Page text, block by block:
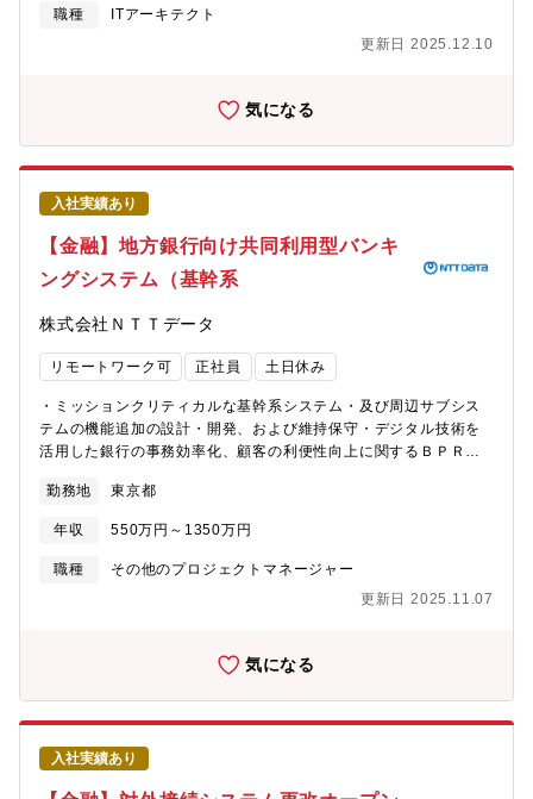
Zoom、Teams、Outlookなど【本ポジションの魅力】・NECグル
ープ内の様々な業種の方々と様々な課題に対して、サービス提案
ができる。・様々なNEC内のサービスと関わることにより特定領
と思います。慣れれば、SFDC案件の開発を受け持つリーダとして
比率】リモートワーク80%、適宜20%出社【出向】有【客先常
駐】無【応募者へのメッセージ】既存システムのモダナイゼーシ
ョンや開発・運用・保守業など、いろいろな経験ができる職場だ
と思います。また、いろいろなラーニング教育も受講でき、スキ
ルアップすることもしやすい環境かと思います。
盤開発・運用およびデータ利活用システムの開発・運用【想定プ
を構築し利用に向けて適切なデータ配置を考え、システム化しま
なデータ利用についても同様にシステム化を進めます。【配属予
定部署】第三トランスポート・サービスソリューション統括部モ
ビリティ第三グループ【プロジェクト人数】50名【開発環境】使
用言語：Java, Python使用環境：AWS 一部 GCPAWSの主要なサ
ービスとしてはS3, ECS, Redshift, Kinesis など【コード品質の
ための取り組み】静的コード解析ツール【開発手法】アジャイル
【情報共有のツール】
TeamsRedmineasanaJIRAconfluence【本ポジションの魅力】
まだ世界的にも少ない事例を自分自身の考えを持って推進してい
の特定プロジェクトに参加いただき、現場の仕事を経験しながら
全体理解をしていただきます。入社1年程度（スキルなどによる）
を目途に領域内の特定プロジェクトのリーダーとして推進いただ
全体に精通していっていただきます。【働き方】リモート中心の
働き方になります。案件の状況により適宜出社を調整する場合が
あります。（出社場所は、同社最寄り拠点）【出向】無【客先常
駐】無【応募者へのメッセージ】～在籍者の声をご紹介します！
ていて2～3年目で既にリーダーを任せられている方がいると感じ
仕事を任せて貰えていると感じています。 具体的には、仕様の
作成から担当させていただけたのが、非常に良い経験になってい
仕様作成などを若い内から経験出来るという点が良いと思いま
Udemyなどの講座受講ができるのがすごい嬉しい） （20代男
職種
ITアーキテクト
更新日 2025.12.10
気になる
入社実績あり
【金融】地方銀行向け共同利用型バンキ
ングシステム（基幹系
株式会社ＮＴＴデータ
リモートワーク可 正社員 土日休み
・ミッションクリティカルな基幹系システム・及び周辺サブシス
テムの機能追加の設計・開発、および維持保守・デジタル技術を
活用した銀行の事務効率化、顧客の利便性向上に関するＢＰＲサ
ステムパッケージ（BeSTA）をベースに銀行の心臓部である基幹
系システムの設計・開発を行い、地銀共同センターの運営を行っ
ています。当該パッケージは、複数の銀行でご利用いただくこと
から、複数の銀行様の要望を共同仕様として取りまとめる必要が
コストメリットを享受いただけるよう、より魅力的なパッケージ
現物による手続きが多く、接続先システムの多様化により制御が
複雑化してきており、タブレットでの対面受付・ワークフロー化
やWeb受付完結機能の構築（非対面サービスの拡充）のご要望を
多く頂いており、銀行のＤＸ・新しい事務フロー策定をお客様と
ともに検討しています。また、近年、銀行は顧客接点の拡大や新
たな収益源の獲得を目指し、異業種との連携のニーズも高まって
います。これらお客様が抱える課題、ニーズについて、関連ベン
勤務地 東京都
年収 550万円～1350万円
職種
その他のプロジェクトマネージャー
更新日 2025.11.07
気になる
入社実績あり